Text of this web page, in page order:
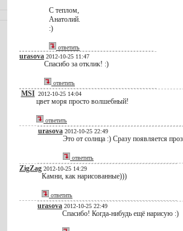
С теплом,
Анатолий.
:)
ответить
urasova 2012-10-25 11:47
Спасибо за отклик! :)
ответить
MSI 2012-10-25 14:04
цвет моря просто волшебный!
ответить
urasova 2012-10-25 22:49
Это от солнца :) Сразу появляется
ответить
ZigZag 2012-10-25 14:29
Камни, как нарисованные)))
ответить
urasova 2012-10-25 22:49
Спасибо! Когда-нибудь ещё нарисую :)